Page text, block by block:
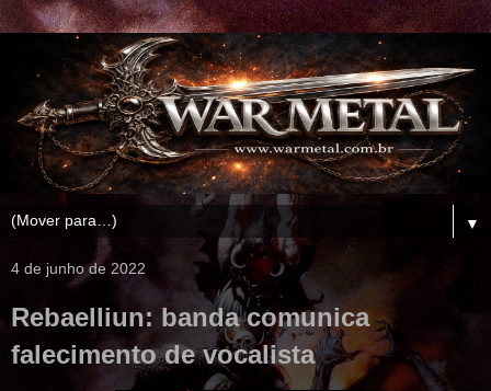
▼
4 de junho de 2022
Rebaelliun: banda comunica
falecimento de vocalista